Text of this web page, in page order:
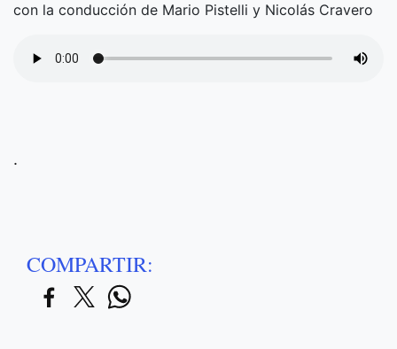
con la conducción de Mario Pistelli y Nicolás Cravero
.
COMPARTIR: